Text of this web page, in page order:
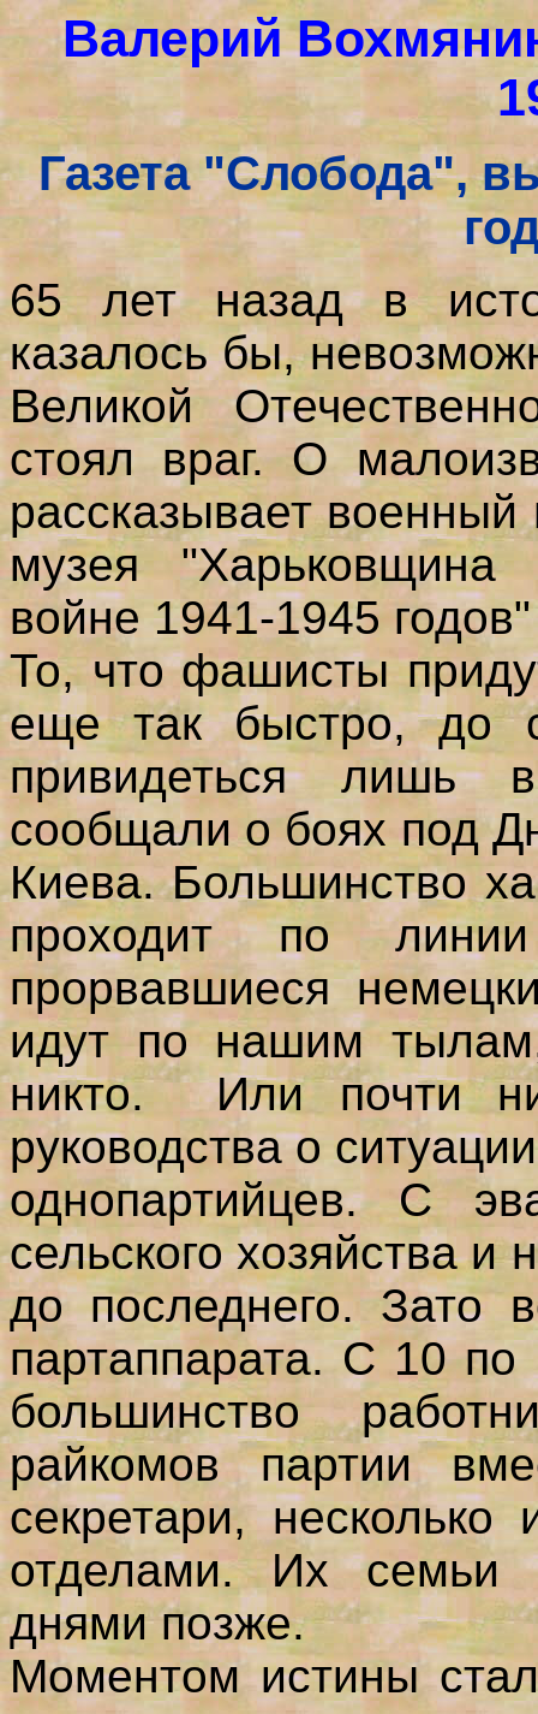
Валерий
Газета "Слобода",
65 лет назад в
казалось бы,
Великой
стоял враг. О
рассказывает военный
музея "Харьковщина
войне 1941-1945
То, что фашисты
еще так быстро, до
привидеться лишь
сообщали о боях под
Киева. Большинство
проходит по
прорвавшиеся
идут по нашим
никто. Или почти
руководства о
однопартийцев. С
сельского хозяйства и
до последнего. Зато
партаппарата. С 10 по
большинство
райкомов партии
секретари, несколько
отделами. Их семьи
днями позже.
Моментом истины